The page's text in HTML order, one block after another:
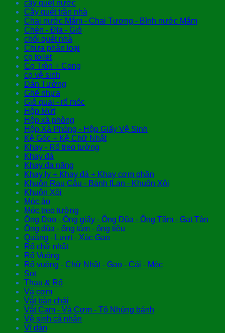
cây quét nước
Cây quét trần nhà
Chai nước Mắm - Chai Tương - Bình nước Mắm
Chén - Đĩa - Giỏ
chổi quét nhà
Chưa phân loại
cọ toilet
Cọ Tròn + Cong
cọ vệ sinh
Dán Tường
Ghế nhựa
Giỏ quai - rổ móc
Hộp Mứt
Hộp xà phòng
Hộp Xà Phòng - Hộp Giấy Vệ Sinh
Kệ Góc + Kệ Chữ Nhật
Khay - Rổ treo tường
Khay đá
Khay đa năng
Khay ly + Khay đá + Khay cơm phần
Khuôn Rau Câu - Bánh fLan - Khuôn Xôi
Khuôn Xôi
Móc áo
Móc treo tường
Ống Dao - Ống giấy - Ống Đũa - Ống Tăm - Gạt Tàn
Ống đũa - ống tăm - ống tiêu
Quặng - Lượt - Xúc Gạo
Rổ chữ nhật
Rổ Vuông
Rổ vuông - Chữ Nhật - Gạo - Cải - Móc
Sọt
Thau & Rổ
Vá cơm
Vắt bàn chải
Vắt Cam - Vá Cơm - Tô Nhúng bánh
Vệ sinh cá nhân
Vĩ dán